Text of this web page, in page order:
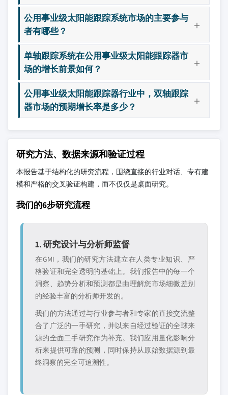
公用事业级太阳能跟踪系统市场的主要参与
者有哪些？
单轴跟踪系统在公用事业级太阳能跟踪器市
场的增长前景如何？
公用事业级太阳能跟踪器行业中，双轴跟踪
器市场的预期增长率是多少？
研究方法、数据来源和验证过程
本报告基于结构化的研究流程，围绕直接的行业对话、专有建
模和严格的交叉验证构建，而不仅仅是桌面研究。
我们的6步研究流程
1. 研究设计与分析师监督
在GMI，我们的研究方法建立在人类专业知识、严
格验证和完全透明的基础上。我们报告中的每一个
洞察、趋势分析和预测都是由理解您市场细微差别
的经验丰富的分析师开发的。
我们的方法通过与行业参与者和专家的直接交流整
合了广泛的一手研究，并以来自经过验证的全球来
源的全面二手研究作为补充。我们应用量化影响分
析来提供可靠的预测，同时保持从原始数据源到最
终洞察的完全可追溯性。